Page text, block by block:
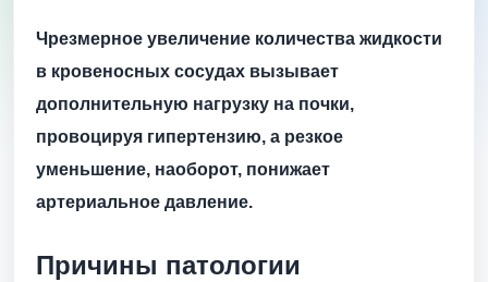
Чрезмерное увеличение количества жидкости
в кровеносных сосудах вызывает
дополнительную нагрузку на почки,
провоцируя гипертензию, а резкое
уменьшение, наоборот, понижает
артериальное давление.
Причины патологии